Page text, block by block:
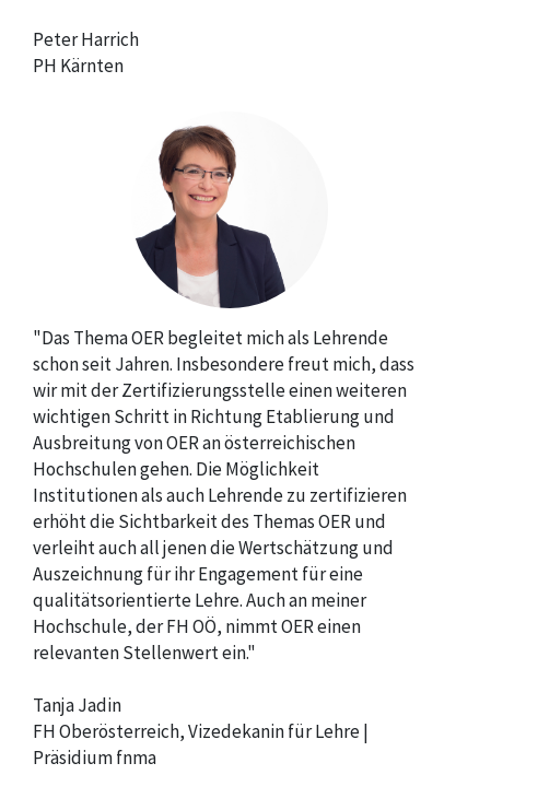
Peter Harrich
PH Kärnten
"Das Thema OER begleitet mich als Lehrende
schon seit Jahren. Insbesondere freut mich, dass
wir mit der Zertifizierungsstelle einen weiteren
wichtigen Schritt in Richtung Etablierung und
Ausbreitung von OER an österreichischen
Hochschulen gehen. Die Möglichkeit
Institutionen als auch Lehrende zu zertifizieren
erhöht die Sichtbarkeit des Themas OER und
verleiht auch all jenen die Wertschätzung und
Auszeichnung für ihr Engagement für eine
qualitätsorientierte Lehre. Auch an meiner
Hochschule, der FH OÖ, nimmt OER einen
relevanten Stellenwert ein."
Tanja Jadin
FH Oberösterreich, Vizedekanin für Lehre |
Präsidium fnma